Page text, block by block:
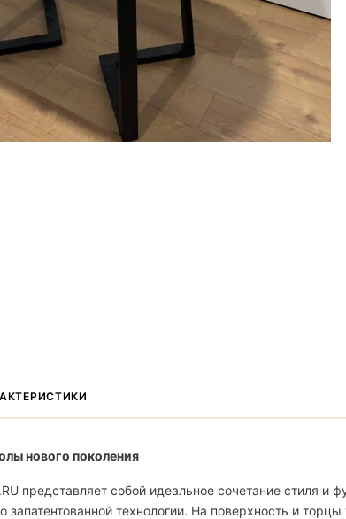
нового поколения
представляет собой идеальное сочетание стиля
технологии. На поверхность и